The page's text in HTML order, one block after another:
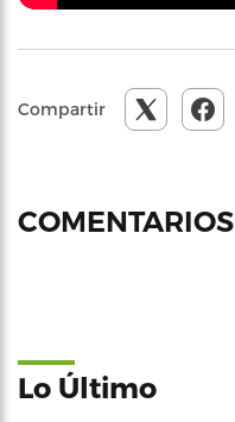
Compartir
COMENTARIOS
Lo Último